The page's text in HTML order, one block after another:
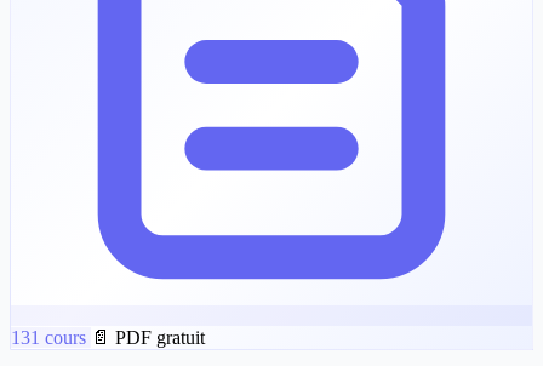
131 cours 📄 PDF gratuit